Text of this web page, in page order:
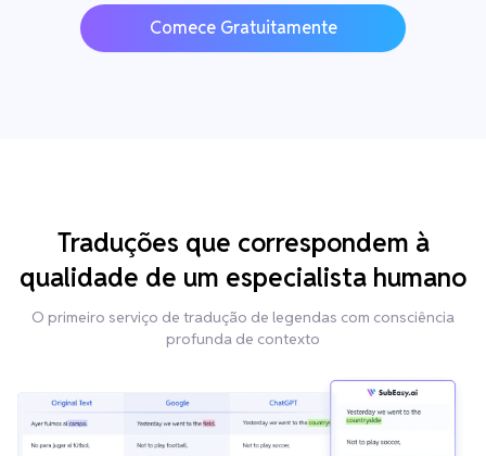
Comece Gratuitamente
Traduções que correspondem à
qualidade de um especialista humano
O primeiro serviço de tradução de legendas com consciência
profunda de contexto